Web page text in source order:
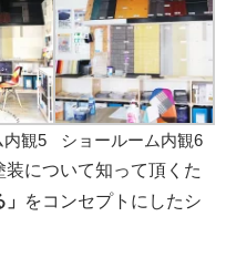
内観5
ショールーム内観6
装について知って頂くた
をコンセプトにしたシ